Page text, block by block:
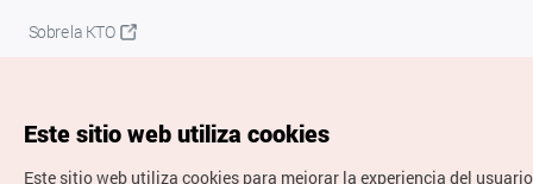
Sobre la KTO
Este sitio web utiliza cookies
Este sitio web utiliza cookies para mejorar la experiencia del